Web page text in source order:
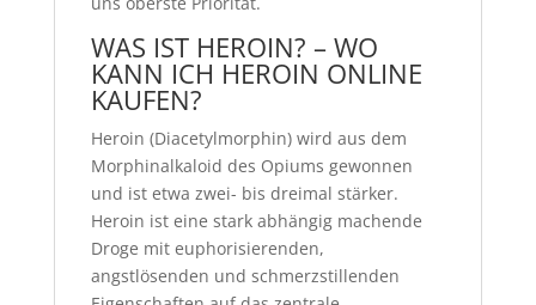
WAS IST HEROIN? – WO
KANN ICH HEROIN ONLINE
KAUFEN?
Heroin (Diacetylmorphin) wird aus dem
Morphinalkaloid des Opiums gewonnen
und ist etwa zwei- bis dreimal stärker.
Heroin ist eine stark abhängig machende
Droge mit euphorisierenden,
angstlösenden und schmerzstillenden